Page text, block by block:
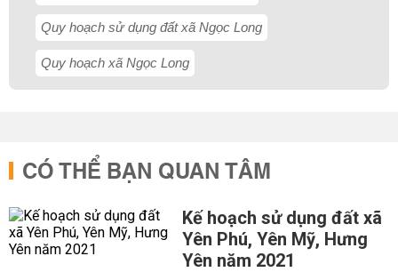
Quy hoạch sử dụng đất xã Ngọc Long
Quy hoạch xã Ngọc Long
CÓ THỂ BẠN QUAN TÂM
Kế hoạch sử dụng đất xã
Yên Phú, Yên Mỹ, Hưng
Yên năm 2021